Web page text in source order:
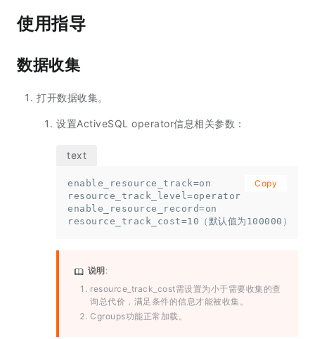
使用指导
数据收集
打开数据收集。
设置ActiveSQL operator信息相关参数：
enable_resource_track=on
resource_track_level=operator
enable_resource_record=on
resource_track_cost=10（默认值为100000）
Copy
说明 :
resource_track_cost需设置为小于需要收集的查
询总代价，满足条件的信息才能被收集。
Cgroups功能正常加载。